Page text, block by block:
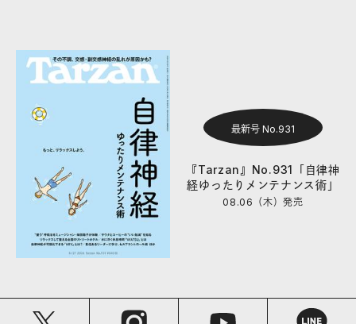
最新号 No.931
『Tarzan』No.931「自律神
経ゆったりメンテナンス術」
08.06（木）発売